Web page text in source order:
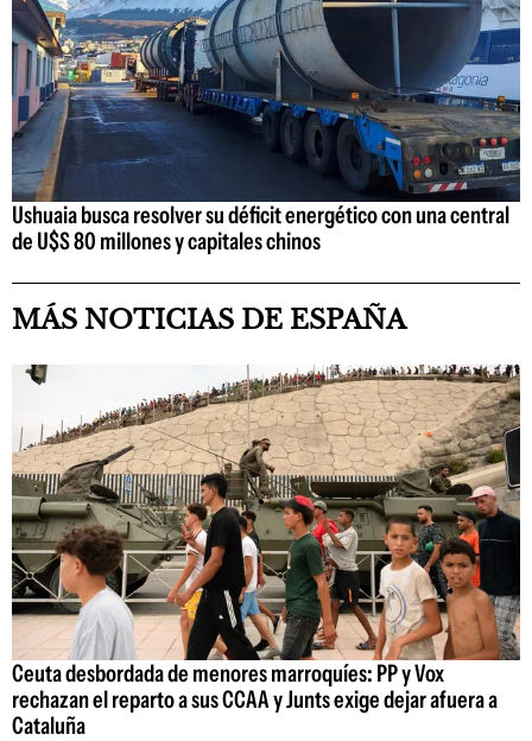
Ushuaia busca resolver su déficit energético con una central
de U$S 80 millones y capitales chinos
MÁS NOTICIAS DE ESPAÑA
Ceuta desbordada de menores marroquíes: PP y Vox
rechazan el reparto a sus CCAA y Junts exige dejar afuera a
Cataluña